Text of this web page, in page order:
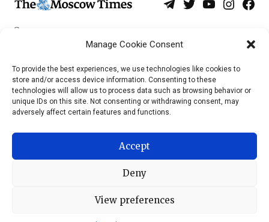
Manage Cookie Consent
To provide the best experiences, we use technologies like cookies to
store and/or access device information. Consenting to these
technologies will allow us to process data such as browsing behavior or
unique IDs on this site. Not consenting or withdrawing consent, may
adversely affect certain features and functions.
Accept
Deny
View preferences
Telegram
TwitterYouTubeInstagram
О нас
Политика конфиденциальности
iOS
Android